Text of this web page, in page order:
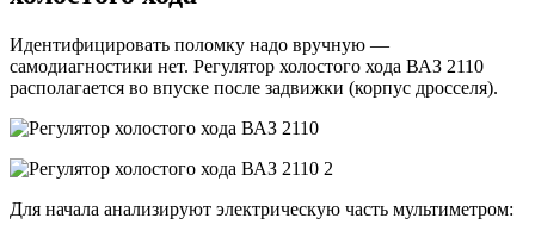
Идентифицировать поломку надо вручную —
самодиагностики нет. Регулятор холостого хода ВАЗ 2110
располагается во впуске после задвижки (корпус дросселя).
Для начала анализируют электрическую часть мультиметром: